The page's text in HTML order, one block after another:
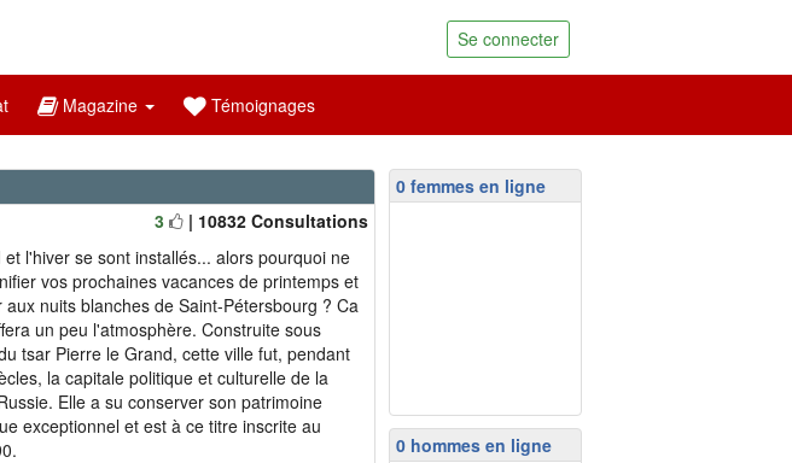
Se connecter
Magazine Témoignages
3
| 10832 Consultations
et l'hiver se sont installés... alors pourquoi ne
vos prochaines vacances de printemps et
aux nuits blanches de Saint-Pétersbourg ? Ca
un peu l'atmosphère. Construite sous
tsar Pierre le Grand, cette ville fut, pendant
la capitale politique et culturelle de la
Elle a su conserver son patrimoine
exceptionnel et est à ce titre inscrite au
0 femmes en ligne
0 hommes en ligne